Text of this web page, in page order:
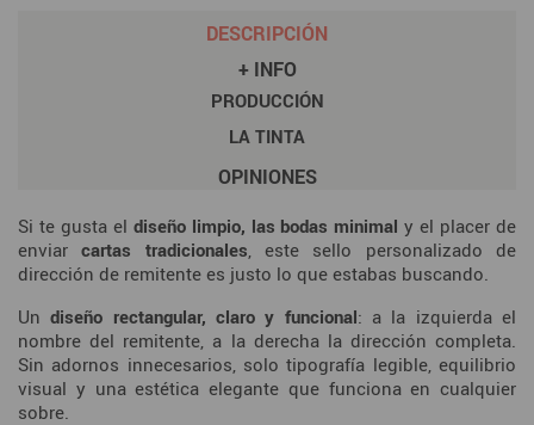
DESCRIPCIÓN
+ INFO
PRODUCCIÓN
LA TINTA
OPINIONES
Si te gusta el diseño limpio, las bodas minimal y el placer de
enviarcartas tradicionales , este sello personalizado de
dirección de remitente es justo lo que estabas buscando.
Undiseño rectangular, claro y funcional: a la izquierda el
nombre del remitente, a la derecha la dirección completa.
Sin adornos innecesarios, solo tipografía legible, equilibrio
visual y una estética elegante que funciona en cualquier
sobre.